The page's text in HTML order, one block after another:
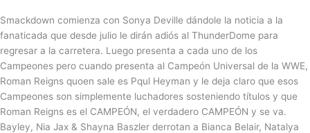
Smackdown comienza con Sonya Deville dándole la noticia a la
fanaticada que desde julio le dirán adiós al ThunderDome para
regresar a la carretera. Luego presenta a cada uno de los
Campeones pero cuando presenta al Campeón Universal de la WWE,
Roman Reigns quoen sale es Pqul Heyman y le deja claro que esos
Campeones son simplemente luchadores sosteniendo títulos y que
Roman Reigns es el CAMPEÓN, el verdadero CAMPEÓN y se va.
Bayley, Nia Jax & Shayna Baszler derrotan a Bianca Belair, Natalya